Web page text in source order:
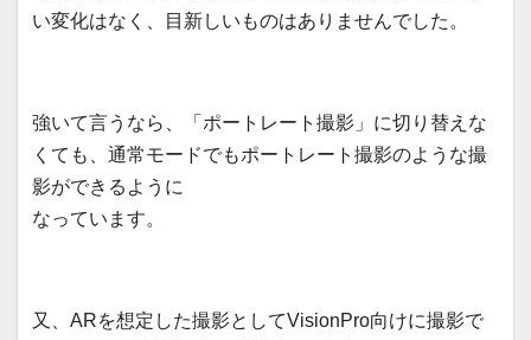
い変化はなく、目新しいものはありませんでした。
強いて言うなら、「ポートレート撮影」に切り替えな
くても、通常モードでもポートレート撮影のような撮
影ができるように
なっています。
又、ARを想定した撮影としてVisionPro向けに撮影で